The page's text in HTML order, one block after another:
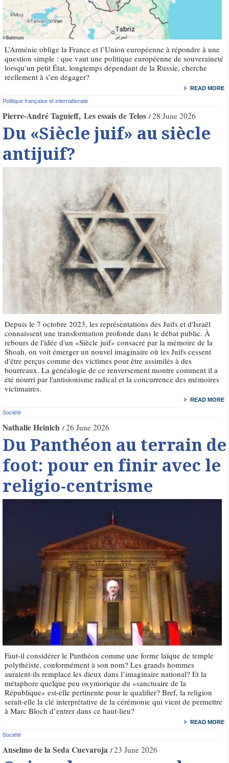
L’Arménie oblige la France et l’Union européenne à répondre à une
question simple : que vaut une politique européenne de souveraineté
lorsqu’un petit État, longtemps dépendant de la Russie, cherche
réellement à s’en dégager?
READ MORE
Politique française et internationale
Pierre-André Taguieff Les essais de Telos 28 June 2026
Du «Siècle juif» au siècle
antijuif?
Depuis le 7 octobre 2023, les représentations des Juifs et d'Israël
connaissent une transformation profonde dans le débat public. À
rebours de l'idée d'un «Siècle juif» consacré par la mémoire de la
Shoah, on voit émerger un nouvel imaginaire où les Juifs cessent
d'être perçus comme des victimes pour être assimilés à des
bourreaux. La généalogie de ce renversement montre comment il a
été nourri par l'antisionisme radical et la concurrence des mémoires
victimaires.
READ MORE
Société
Nathalie Heinich 26 June 2026
Du Panthéon au terrain de
foot: pour en finir avec le
religio-centrisme
Faut-il considérer le Panthéon comme une forme laïque de temple
polythéiste, conformément à son nom? Les grands hommes
auraient-ils remplacé les dieux dans l’imaginaire national? Et la
métaphore quelque peu oxymorique du «sanctuaire de la
République» est-elle pertinente pour le qualifier? Bref, la religion
serait-elle la clé interprétative de la cérémonie qui vient de permettre
à Marc Bloch d’entrer dans ce haut-lieu?
READ MORE
Société
Anselmo de la Seda Cuevaroja 23 June 2026